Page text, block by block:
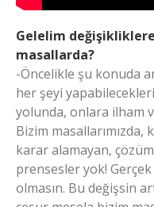
Gelelim
masallarda?
-Öncelikle şu konuda
her şeyi
yolunda, onlara ilham
Bizim masallarımızda,
karar alamayan,
prensesler yok!
olmasın. Bu değişsin